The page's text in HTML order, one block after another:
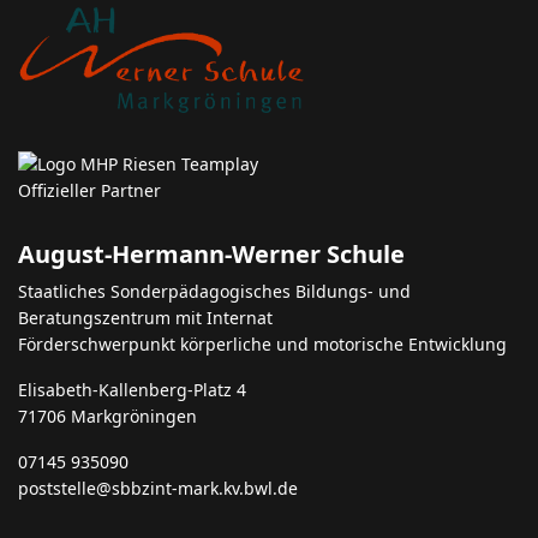
August-Hermann-Werner Schule
Staatliches Sonderpädagogisches Bildungs- und
Beratungszentrum mit Internat
Förderschwerpunkt körperliche und motorische Entwicklung
Elisabeth-Kallenberg-Platz 4
71706 Markgröningen
07145 935090
poststelle@sbbzint-mark.kv.bwl.de